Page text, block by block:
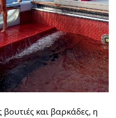
και βαρκάδες, η